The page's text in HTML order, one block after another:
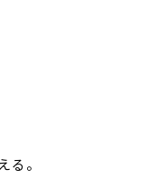
る。